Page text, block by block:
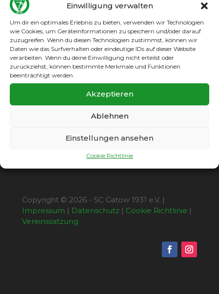
Einwilligung verwalten
Um dir ein optimales Erlebnis zu bieten, verwenden wir Technologien
wie Cookies, um Geräteinformationen zu speichern und/oder darauf
zuzugreifen. Wenn du diesen Technologien zustimmst, können wir
Daten wie das Surfverhalten oder eindeutige IDs auf dieser Website
verarbeiten. Wenn du deine Einwilligung nicht erteilst oder
zurückziehst, können bestimmte Merkmale und Funktionen
beeinträchtigt werden.
Akzeptieren
Ablehnen
Einstellungen ansehen
Cookie Richtlinie
← vorheriger Artikel nächster Artikel
Trotz zahlreicher personeller Ausfälle gelang
der 1. Männer in der ersten AOK-
Landespokalrunde ein 2:1-Erfolg über
den starken Ligakonkurrenten Brandenburg
03. Die Gatower Treffer zum Weiterkommen
und Einzug in die nächste Runde erzielten
Neuzugang Nico Barlot und Thobbe
Copyright © 2026 - SC Gatow 1931 e.V. |
Impressum | Datenschutz| Cookie Richtlinie |
Vereinssatzung